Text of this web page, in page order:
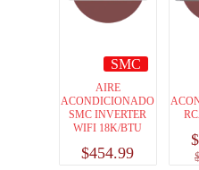
SMC
AIRE
ACONDICIONADO
SMC INVERTER
WIFI 18K/BTU
$454.99
$